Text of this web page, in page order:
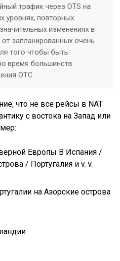
трафик через OTS на
уровнях, повторных
изменениях в
от запланированных очень
того чтобы быть
время большинств
ОТС.
что не все рейсы в NAT
с востока на Запад или
Европы В Испания /
/ Португалия и v. v.
на Азорские острова